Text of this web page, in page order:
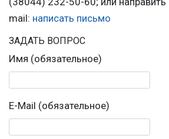
mail: написать письмо
ЗАДАТЬ ВОПРОС
Имя (обязательное)
E-Mail (обязательное)